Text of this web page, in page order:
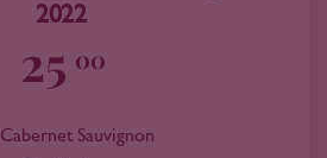
2022
25 00
Cabernet Sauvignon